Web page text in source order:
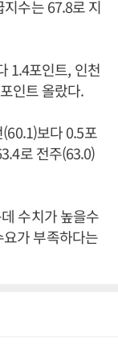
수는 67.8로 지
1.4포인트, 인천
인트 올랐다.
보다 0.5포
로 전주(63.0)
수치가 높을수
가 부족하다는